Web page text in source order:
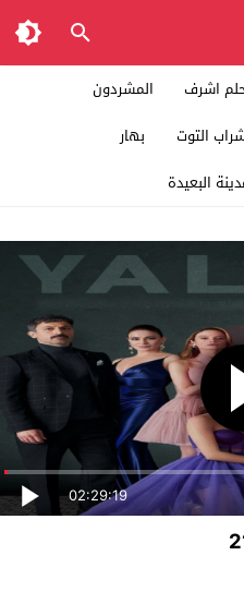
اشرف
المشردون
التوت
بهار
البعيدة
02:29:19